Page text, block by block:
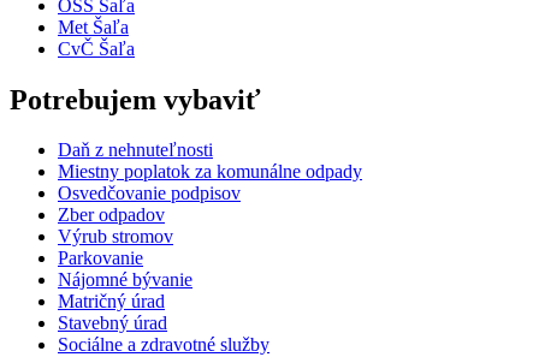
OSS Šaľa
Met Šaľa
CvČ Šaľa
Potrebujem vybaviť
Daň z nehnuteľnosti
Miestny poplatok za komunálne odpady
Osvedčovanie podpisov
Zber odpadov
Výrub stromov
Parkovanie
Nájomné bývanie
Matričný úrad
Stavebný úrad
Sociálne a zdravotné služby